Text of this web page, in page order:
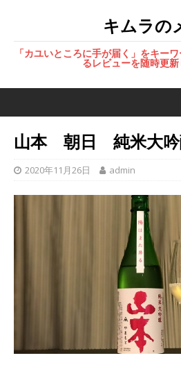
キムラの
「カユいところに手が届く」をキー
るレビューを随時更
山本 朝日 純米大吟
2020年11月26日 admin